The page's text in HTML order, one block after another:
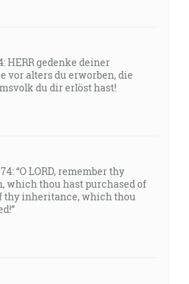
HERR gedenke deiner
vor alters du erworben, die
du dir erlöst hast!
“O LORD, remember thy
which thou hast purchased of
thy inheritance, which thou